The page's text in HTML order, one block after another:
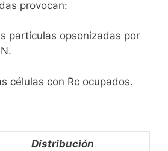
o p
provocan:
partículas opsonizadas por
células con Rc ocupados.
Distribución